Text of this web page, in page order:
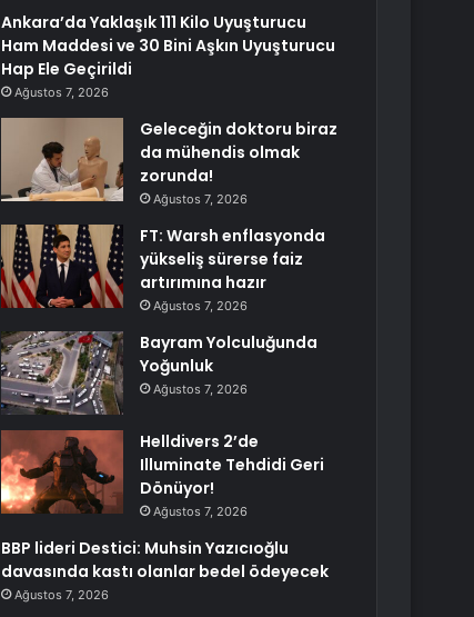
Ankara’da Yaklaşık 111 Kilo Uyuşturucu
Ham Maddesi ve 30 Bini Aşkın Uyuşturucu
Hap Ele Geçirildi
Ağustos 7, 2026
Geleceğin doktoru biraz
da mühendis olmak
zorunda!
Ağustos 7, 2026
FT: Warsh enflasyonda
yükseliş sürerse faiz
artırımına hazır
Ağustos 7, 2026
Bayram Yolculuğunda
Yoğunluk
Ağustos 7, 2026
Helldivers 2’de
Illuminate Tehdidi Geri
Dönüyor!
Ağustos 7, 2026
BBP lideri Destici: Muhsin Yazıcıoğlu
davasında kastı olanlar bedel ödeyecek
Ağustos 7, 2026